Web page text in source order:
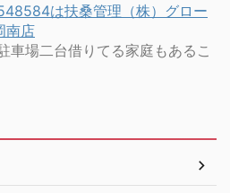
は扶桑管理（株）グロー
南店
車場二台借りてる家庭もあるこ